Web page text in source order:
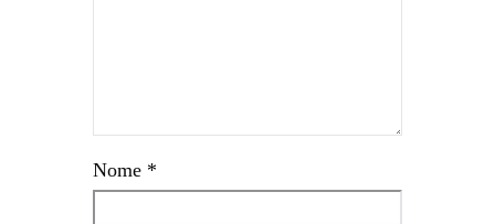
Nome *